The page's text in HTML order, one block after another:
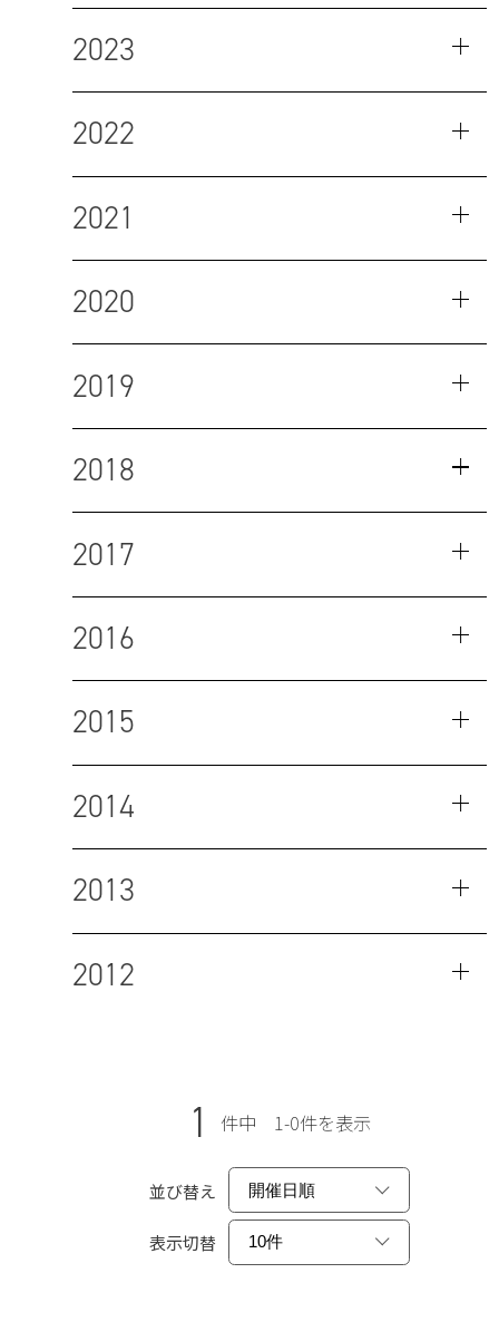
2023
2022
2021
2020
2019
2018
2017
2016
2015
2014
2013
2012
1 件中 1-0件を表示
並び替え
表示切替